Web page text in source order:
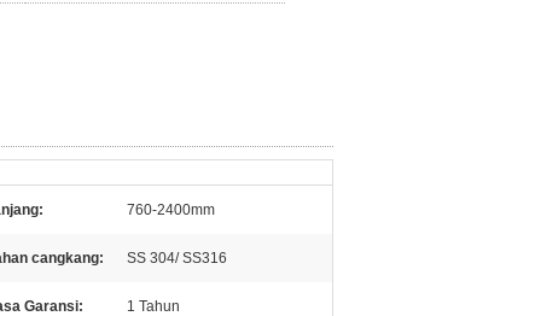
760-2400mm
cangkang: SS 304/ SS316
Garansi: 1 Tahun